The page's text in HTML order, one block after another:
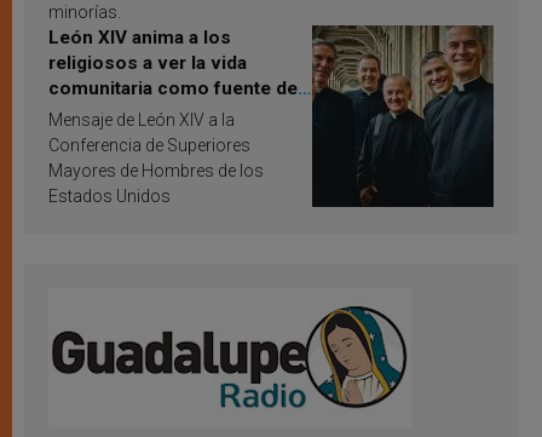
minorías.
León XIV anima a los
religiosos a ver la vida
comunitaria como fuente de
inspiración y santificación
Mensaje de León XIV a la
Conferencia de Superiores
Mayores de Hombres de los
Estados Unidos